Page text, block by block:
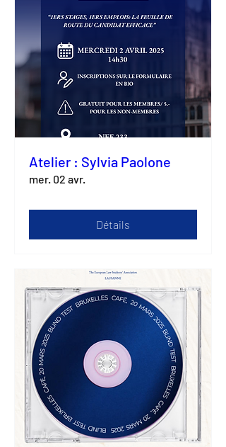
Atelier : Sylvia Paolone
mer. 02 avr.
Détails